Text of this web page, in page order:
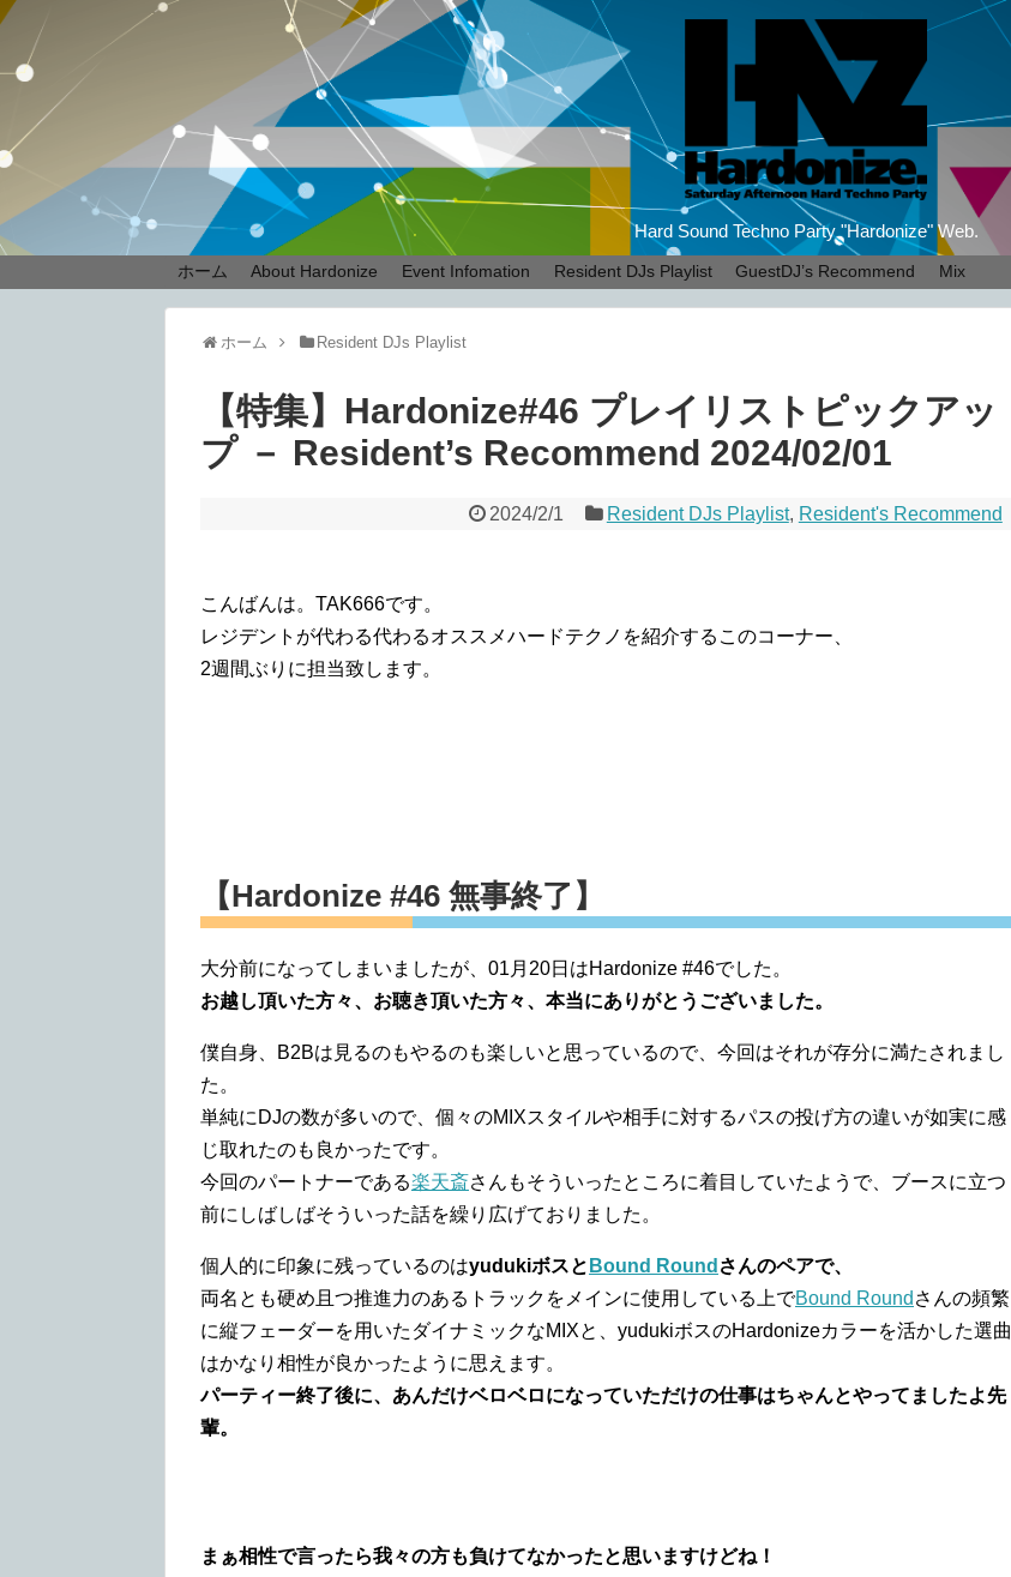
Hard Sound Techno Party "Hardonize" Web.
ホーム About Hardonize Event Infomation Resident DJs Playlist GuestDJ’s Recommend Mix
ホーム Resident DJs Playlist
【特集】Hardonize#46 プレイリストピックアッ
プ － Resident’s Recommend 2024/02/01
2024/2/1 Resident DJs Playlist, Resident's Recommend
こんばんは。TAK666です。
レジデントが代わる代わるオススメハードテクノを紹介するこのコーナー、
2週間ぶりに担当致します。
【Hardonize #46 無事終了】
大分前になってしまいましたが、01月20日はHardonize #46でした。
お越し頂いた方々、お聴き頂いた方々、本当にありがとうございました。
僕自身、B2Bは見るのもやるのも楽しいと思っているので、今回はそれが存分に満たされまし
た。
単純にDJの数が多いので、個々のMIXスタイルや相手に対するパスの投げ方の違いが如実に感
じ取れたのも良かったです。
今回のパートナーである楽天斎さんもそういったところに着目していたようで、ブースに立つ
前にしばしばそういった話を繰り広げておりました。
個人的に印象に残っているのはyudukiボスと Bound Round さんのペアで、
両名とも硬め且つ推進力のあるトラックをメインに使用している上でBound Round さんの頻繁
に縦フェーダーを用いたダイナミックなMIXと、yudukiボスのHardonizeカラーを活かした選曲
はかなり相性が良かったように思えます。
パーティー終了後に、あんだけベロベロになっていただけの仕事はちゃんとやってましたよ先
輩。
まぁ相性で言ったら我々の方も負けてなかったと思いますけどね！